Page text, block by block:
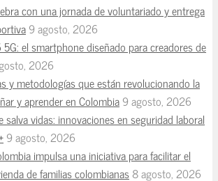
con una jornada de voluntariado y entrega
9 agosto, 2026
5G: el smartphone diseñado para creadores de
2026
y metodologías que están revolucionando la
y aprender en Colombia9 agosto, 2026
salva vidas: innovaciones en seguridad laboral
9 agosto, 2026
impulsa una iniciativa para facilitar el
de familias colombianas8 agosto, 2026